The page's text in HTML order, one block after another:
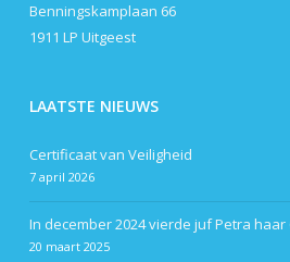
Benningskamplaan 66
1911 LP Uitgeest
LAATSTE NIEUWS
Certificaat van Veiligheid
7 april 2026
In december 2024 vierde juf Petra
20 maart 2025